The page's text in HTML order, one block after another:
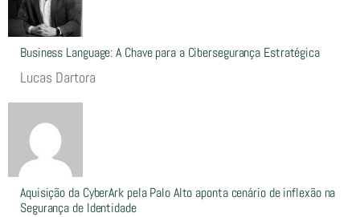
Business Language: A Chave para a Cibersegurança Estratégica
Lucas Dartora
Aquisição da CyberArk pela Palo Alto aponta cenário de inflexão na
Segurança de Identidade